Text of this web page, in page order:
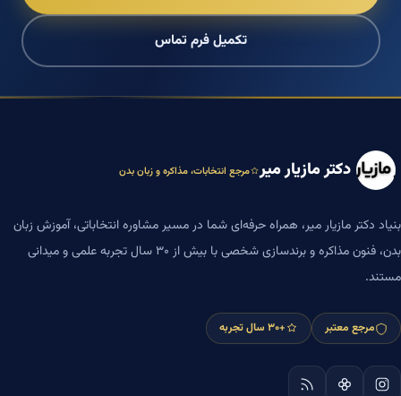
تکمیل فرم تماس
دکتر مازیار میر مرجع انتخابات، مذاکره و زبان بدن
بنیاد دکتر مازیار میر، همراه حرفه‌ای شما در مسیر مشاوره انتخاباتی، آموزش زبان
بدن، فنون مذاکره و برندسازی شخصی با بیش از ۳۰ سال تجربه علمی و میدانی
مستند.
مرجع معتبر +۳۰ سال تجربه